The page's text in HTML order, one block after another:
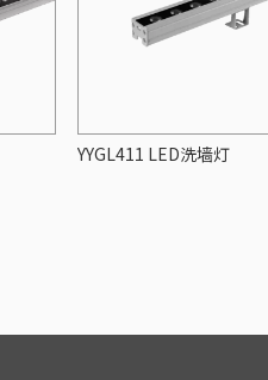
YYGL411 LED洗墙灯